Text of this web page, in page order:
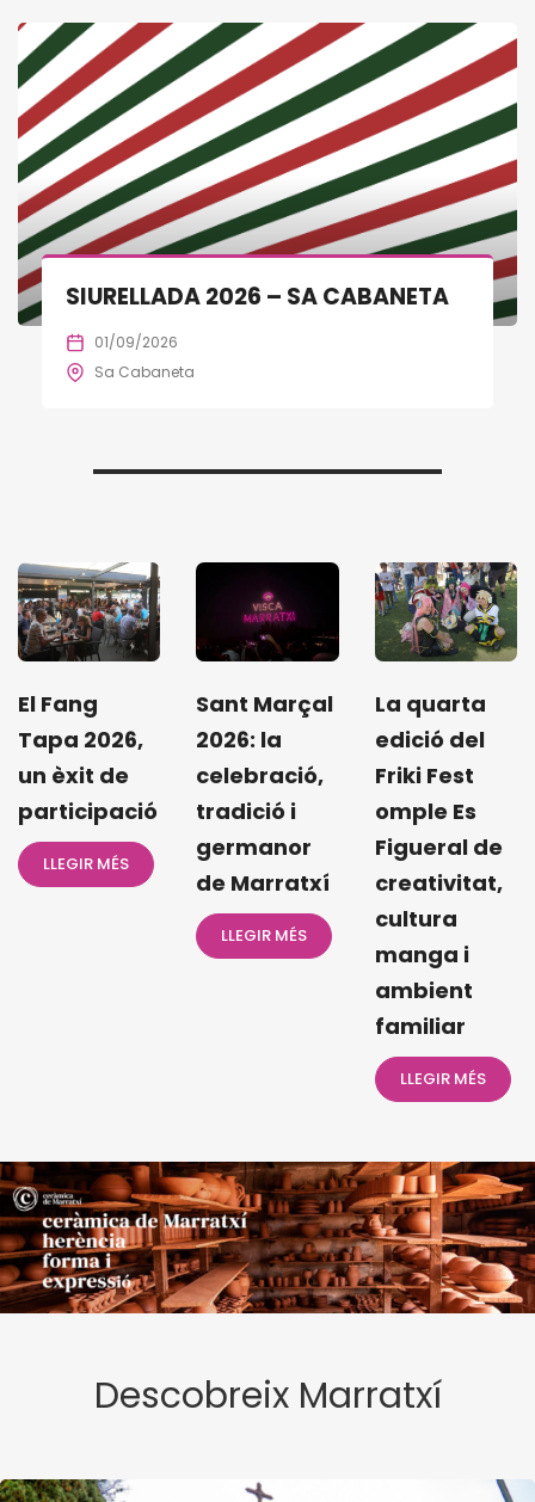
SIURELLADA 2026 – SA CABANETA
01/09/2026
Sa Cabaneta
El Fang
Tapa 2026,
un èxit de
participació
LLEGIR MÉS
Sant Marçal
2026: la
celebració,
tradició i
germanor
de Marratxí
LLEGIR MÉS
La quarta
edició del
Friki Fest
omple Es
Figueral de
creativitat,
cultura
manga i
ambient
familiar
LLEGIR MÉS
Descobreix Marratxí